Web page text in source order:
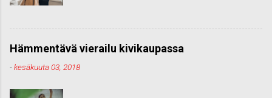
Hämmentävä vierailu kivikaupassa
-kesäkuuta 03, 2018